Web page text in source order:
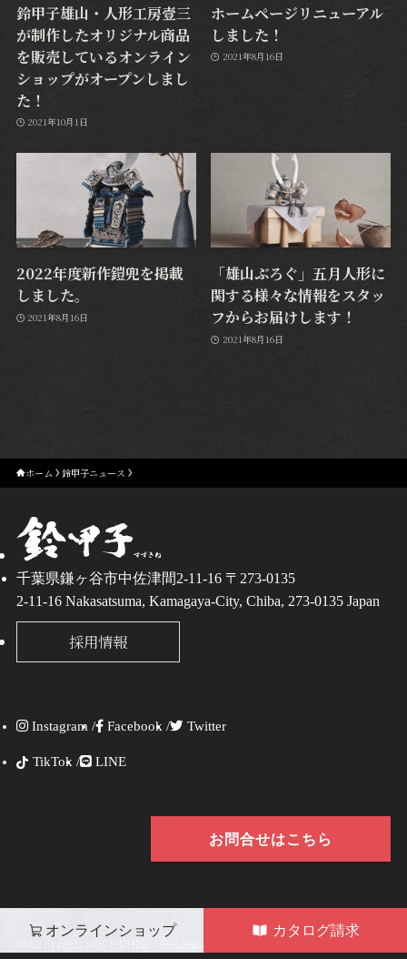
鈴甲子雄山・人形工房壹三
が制作したオリジナル商品
を販売しているオンライン
ショップがオープンしまし
た！
2021年10月1日
ホームページリニューアル
しました！
2021年8月16日
2022年度新作鎧兜を掲載
しました。
2021年8月16日
「雄山ぶろぐ」五月人形に
関する様々な情報をスタッ
フからお届けします！
2021年8月16日
オンラインショップ カタログ請求
ホーム 鈴甲子ニュース
千葉県鎌ヶ谷市中佐津間2-11-16 〒273-0135
2-11-16 Nakasatsuma, Kamagaya-City, Chiba, 273-0135 Japan
採用情報
Instagram / Facebook / Twitter
TikTok / LINE
お問合せはこちら